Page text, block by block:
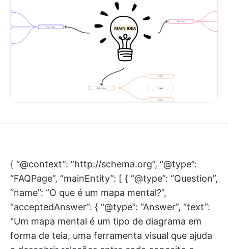
{ “@context”: “http://schema.org”, “@type”:
“FAQPage”, “mainEntity”: [ { “@type”: “Question”,
“name”: “O que é um mapa mental?”,
“acceptedAnswer”: { “@type”: “Answer”, “text”:
"Um mapa mental é um tipo de diagrama em
forma de teia, uma ferramenta visual que ajuda